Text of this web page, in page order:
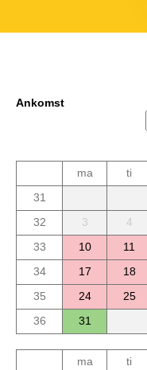
Ankomst
ma
ti
31
32
3 4
33
10 11
34
17 18
35
24 25
36
31
ma
ti